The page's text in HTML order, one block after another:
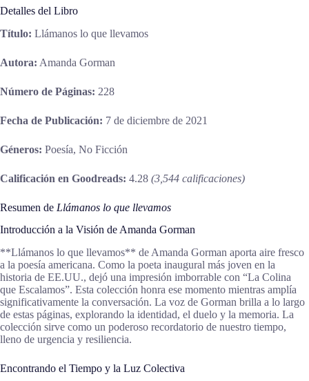
Detalles del Libro
Título: Llámanos lo que llevamos
Autora: Amanda Gorman
Número de Páginas: 228
Fecha de Publicación: 7 de diciembre de 2021
Géneros: Poesía, No Ficción
Calificación en Goodreads: 4.28 (3,544 calificaciones)
Resumen de Llámanos lo que llevamos
Introducción a la Visión de Amanda Gorman
**Llámanos lo que llevamos** de Amanda Gorman aporta aire fresco
a la poesía americana. Como la poeta inaugural más joven en la
historia de EE.UU., dejó una impresión imborrable con “La Colina
que Escalamos”. Esta colección honra ese momento mientras amplía
significativamente la conversación. La voz de Gorman brilla a lo largo
de estas páginas, explorando la identidad, el duelo y la memoria. La
colección sirve como un poderoso recordatorio de nuestro tiempo,
lleno de urgencia y resiliencia.
Encontrando el Tiempo y la Luz Colectiva